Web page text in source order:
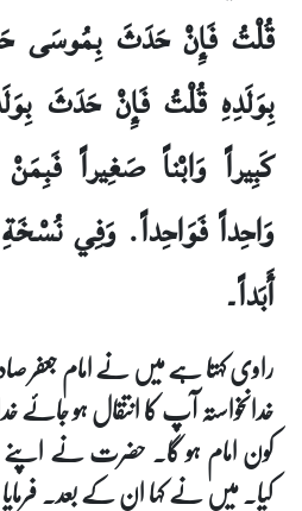
قُلْتُ فَإِنْ حَدَثَ بِمُوسَى
بِوَلَدِهِ قُلْتُ فَإِنْ حَدَثَ
كَبِيراً وَابْناً صَغِيراً
وَاحِداً فَوَاحِداً. وَفِي
أَبَداً۔
راوی کہتا ہے میں نے امام جعفر
خدانخواستہ آپ کا انتقال ہو جائے
کون امام ہو گا۔ حضرت نے اپنے
کیا۔ میں نے کہا ان کے بعد۔